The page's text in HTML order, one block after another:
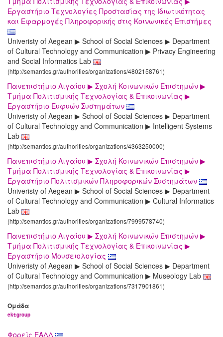
Εργαστήριο Τεχνολογίες Προστασίας της Ιδιωτικότητας
και Εφαρμογές Πληροφορικής στις Κοινωνικές Επιστήμες
Univeristy of Aegean ▶ School of Social Sciences ▶ Department
of Cultural Technology and Communication ▶ Privacy Engineering
and Social Informatics Lab
(http://semantics.gr/authorities/organizations/4802158761)
Πανεπιστήμιο Αιγαίου ▶ Σχολή Κοινωνικών Επιστημών ▶
Τμήμα Πολιτισμικής Τεχνολογίας & Επικοινωνίας ▶
Εργαστήριο Ευφυών Συστημάτων
Univeristy of Aegean ▶ School of Social Sciences ▶ Department
of Cultural Technology and Communication ▶ Intelligent Systems
Lab
(http://semantics.gr/authorities/organizations/4363250000)
Πανεπιστήμιο Αιγαίου ▶ Σχολή Κοινωνικών Επιστημών ▶
Τμήμα Πολιτισμικής Τεχνολογίας & Επικοινωνίας ▶
Εργαστήριο Πολιτισμικών Πληροφορικών Συστημάτων
Univeristy of Aegean ▶ School of Social Sciences ▶ Department
of Cultural Technology and Communication ▶ Cultural Informatics
Lab
(http://semantics.gr/authorities/organizations/7999578740)
Πανεπιστήμιο Αιγαίου ▶ Σχολή Κοινωνικών Επιστημών ▶
Τμήμα Πολιτισμικής Τεχνολογίας & Επικοινωνίας ▶
Εργαστήριο Μουσειολογίας
Univeristy of Aegean ▶ School of Social Sciences ▶ Department
of Cultural Technology and Communication ▶ Museology Lab
(http://semantics.gr/authorities/organizations/7317901861)
Ομάδα
ekt:group
Φορείς ΕΑΔΔ